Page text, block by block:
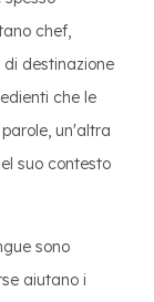
chef,
destinazione
che le
un'altra
suo contesto
sono
aiutano i